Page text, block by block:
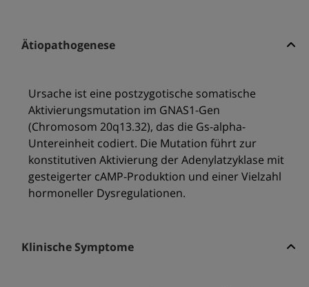
Ätiopathogenese
Ursache ist eine postzygotische somatische
Aktivierungsmutation im GNAS1-Gen
(Chromosom 20q13.32), das die Gs-alpha-
Untereinheit codiert. Die Mutation führt zur
konstitutiven Aktivierung der Adenylatzyklase mit
gesteigerter cAMP-Produktion und einer Vielzahl
hormoneller Dysregulationen.
Klinische Symptome